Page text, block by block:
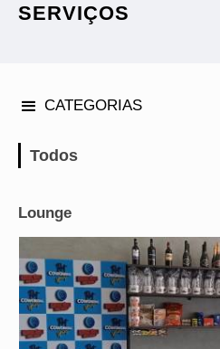
SERVIÇOS
CATEGORIAS
Todos
Lounge